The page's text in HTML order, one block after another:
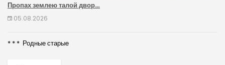
Пропах землею талой двор…
05.08.2026
* * * Родные старые